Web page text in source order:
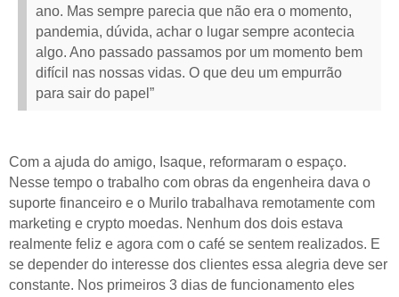
ano. Mas sempre parecia que não era o momento,
pandemia, dúvida, achar o lugar sempre acontecia
algo. Ano passado passamos por um momento bem
difícil nas nossas vidas. O que deu um empurrão
para sair do papel”
Com a ajuda do amigo, Isaque, reformaram o espaço.
Nesse tempo o trabalho com obras da engenheira dava o
suporte financeiro e o Murilo trabalhava remotamente com
marketing e crypto moedas. Nenhum dos dois estava
realmente feliz e agora com o café se sentem realizados. E
se depender do interesse dos clientes essa alegria deve ser
constante. Nos primeiros 3 dias de funcionamento eles